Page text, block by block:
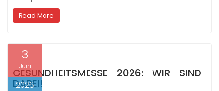
Read More
3
Juni
2026
GESUNDHEITSMESSE 2026: WIR SIND
DABEI!